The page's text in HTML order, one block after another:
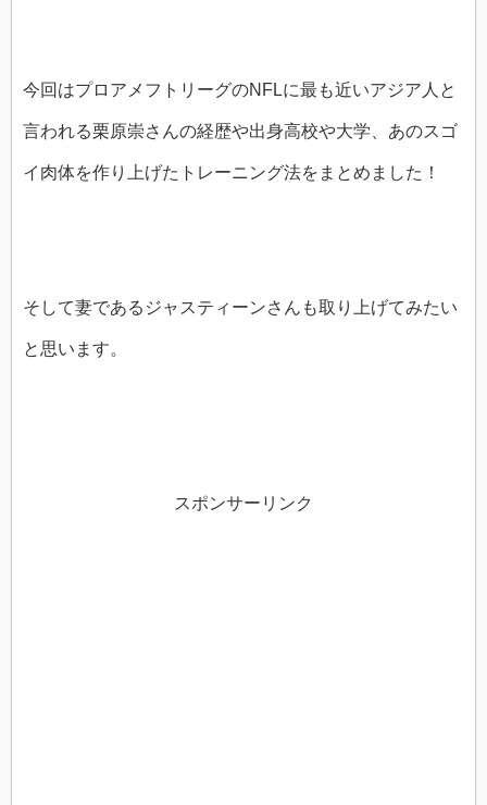
今回はプロアメフトリーグのNFLに最も近いアジア人と
言われる栗原崇さんの経歴や出身高校や大学、あのスゴ
イ肉体を作り上げたトレーニング法をまとめました！
そして妻であるジャスティーンさんも取り上げてみたい
と思います。
スポンサーリンク